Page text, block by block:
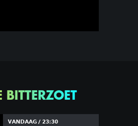
BITTERZOET
VANDAAG / 23:30